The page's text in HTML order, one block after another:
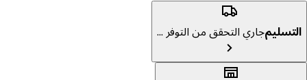
جاري التحقق من التوفر ...